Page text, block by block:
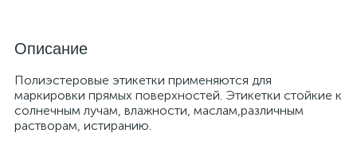
Описание
Полиэстеровые этикетки применяются для
маркировки прямых поверхностей. Этикетки стойкие к
солнечным лучам, влажности, маслам,различным
растворам, истиранию.